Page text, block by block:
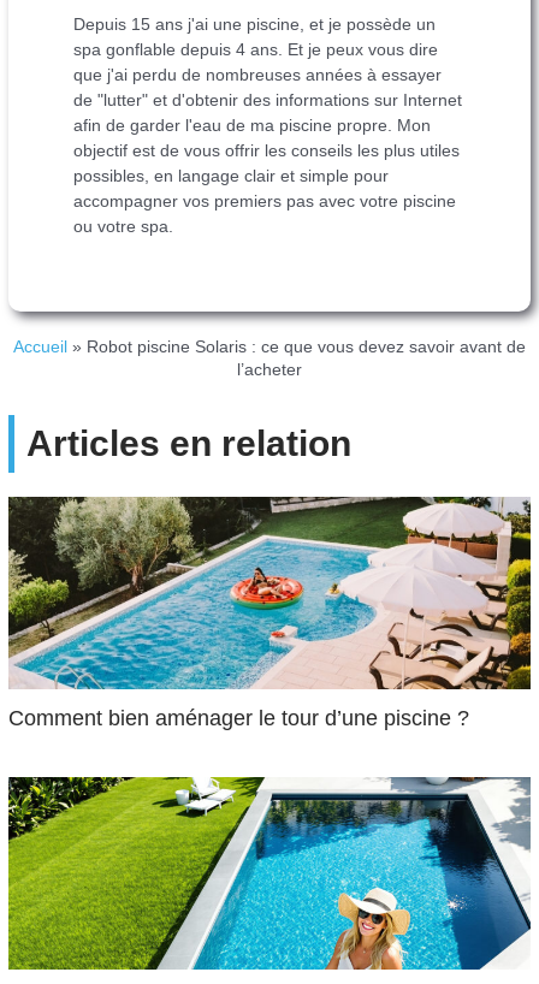
Depuis 15 ans j'ai une piscine, et je possède un
spa gonflable depuis 4 ans. Et je peux vous dire
que j'ai perdu de nombreuses années à essayer
de "lutter" et d'obtenir des informations sur Internet
afin de garder l'eau de ma piscine propre. Mon
objectif est de vous offrir les conseils les plus utiles
possibles, en langage clair et simple pour
accompagner vos premiers pas avec votre piscine
ou votre spa.
Accueil » Robot piscine Solaris : ce que vous devez savoir avant de
l’acheter
Articles en relation
Comment bien aménager le tour d’une piscine ?